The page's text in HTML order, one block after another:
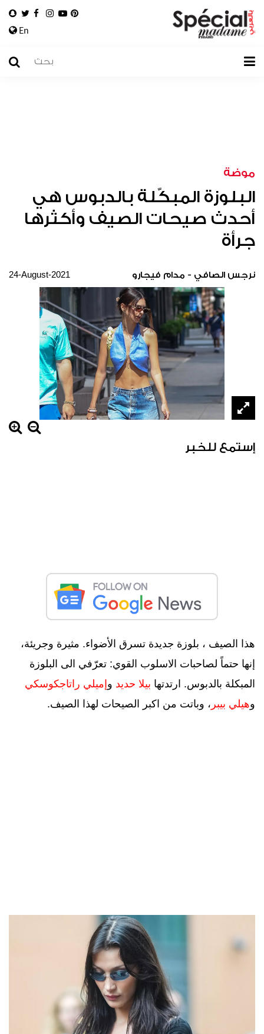
En
موضة
البلوزة المبكّلة بالدبوس هي
أحدث صيحات الصيف وأكثرها
جرأة
نرجس الصافي - مدام فيجارو 24-August-2021
إستمع للخبر
هذا الصيف ، بلوزة جديدة تسرق الأضواء. مثيرة وجريئة،
إنها حتماً لصاحبات الاسلوب القوي: تعرّفي الى البلوزة
المبكلة بالدبوس. ارتدتها بيلا حديد و إميلي راتاجكوسكي
وهيلي بيبر ، وباتت من اكبر الصيحات لهذا الصيف.